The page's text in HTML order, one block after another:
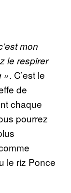
mon
le respirer
». C’est le
de
chaque
pourrez
le riz Ponce